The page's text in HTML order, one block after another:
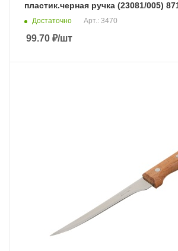
пластик.черная ручка (23081/005)
Достаточно Арт.: 3470
99.70 ₽/шт